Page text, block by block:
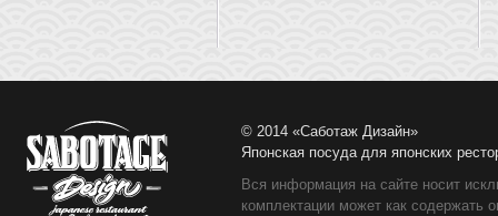
© 2014 «Саботаж Дизайн»
Японская посуда для японских
Вся информация на сайте носит
комплектации может как содержать